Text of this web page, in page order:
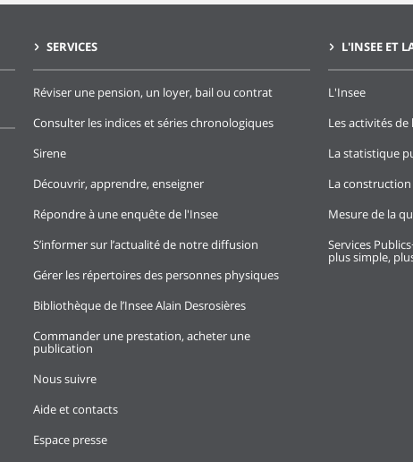
SERVICES
Réviser une pension, un loyer, bail ou contrat
Consulter les indices et séries chronologiques
Sirene
Découvrir, apprendre, enseigner
Répondre à une enquête de l'Insee
S’informer sur l’actualité de notre diffusion
Gérer les répertoires des personnes physiques
Bibliothèque de l’Insee Alain Desrosières
Commander une prestation, acheter une
publication
Nous suivre
Aide et contacts
Espace presse
L'INSEE ET
L'Insee
Les activités de
La statistique
La
Mesure de la
Services
plus simple,